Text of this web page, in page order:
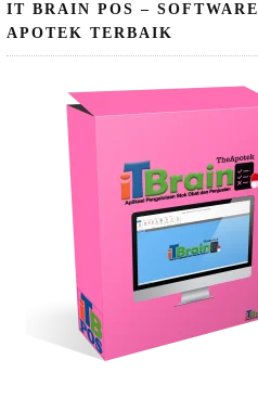
IT BRAIN POS – SOFTWARE
APOTEK TERBAIK